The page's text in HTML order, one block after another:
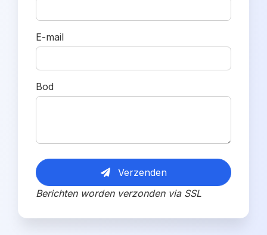
E-mail
Bod
Verzenden
Berichten worden verzonden via SSL